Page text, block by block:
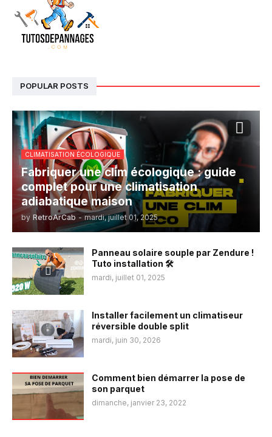
POPULAR POSTS
CLIMATISATION ÉCOLOGIQUE
Fabriquer une clim écologique : guide
complet pour une climatisation
adiabatique maison
by RetroArCab - mardi, juillet 01, 2025
Panneau solaire souple par Zendure !
Tuto installation 🛠️
mardi, juillet 01, 2025
Installer facilement un climatiseur
réversible double split
mardi, juin 30, 2026
Comment bien démarrer la pose de
son parquet
dimanche, janvier 23, 2022